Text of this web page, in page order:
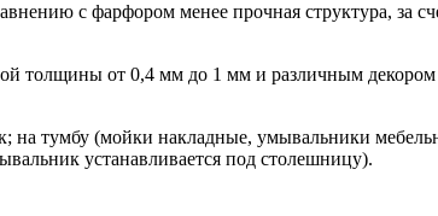
с фарфором менее прочная структура, за
толщины от 0,4 мм до 1 мм и различным
на тумбу (мойки накладные, умывальники
устанавливается под столешницу).